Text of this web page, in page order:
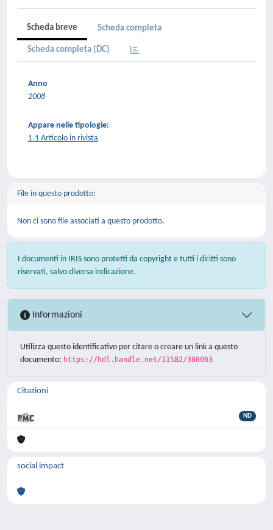
Scheda breve Scheda completa
Scheda completa (DC)
Anno
2008
Appare nelle tipologie:
1.1 Articolo in rivista
File in questo prodotto:
Non ci sono file associati a questo prodotto.
I documenti in IRIS sono protetti da copyright e tutti i diritti sono
riservati, salvo diversa indicazione.
Informazioni
Utilizza questo identificativo per citare o creare un link a questo
documento: https://hdl.handle.net/11582/308063
Citazioni
ND
social impact